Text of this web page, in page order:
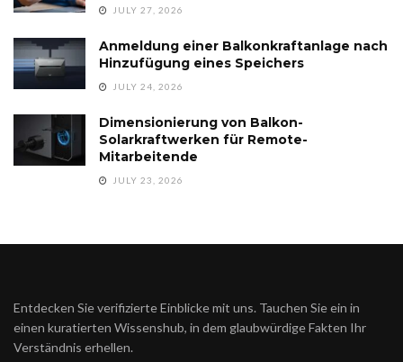
JULY 27, 2026
Anmeldung einer Balkonkraftanlage nach
Hinzufügung eines Speichers
JULY 24, 2026
Dimensionierung von Balkon-
Solarkraftwerken für Remote-
Mitarbeitende
JULY 23, 2026
Entdecken Sie verifizierte Einblicke mit uns. Tauchen Sie ein in
einen kuratierten Wissenshub, in dem glaubwürdige Fakten Ihr
Verständnis erhellen.